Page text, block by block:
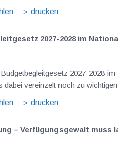
drucken
2027-2028 im
2027-2028
drucken
– Verfügungsgewalt muss